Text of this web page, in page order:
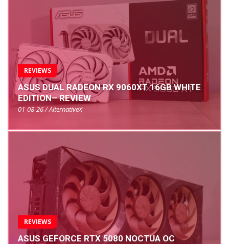
REVIEWS
ASUS DUAL RADEON RX 9060XT 16GB WHITE
EDITION– REVIEW
01-08-26 / AlternativeX
REVIEWS
ASUS GEFORCE RTX 5080 NOCTUA OC